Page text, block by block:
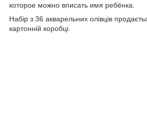
которое можно вписать имя ребёнка.
Набір з 36 акварельних олівців
картонній коробці.